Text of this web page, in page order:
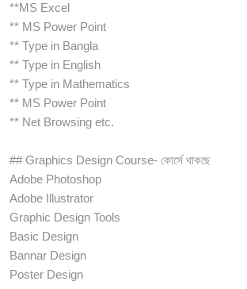
**MS Excel
** MS Power Point
** Type in Bangla
** Type in English
** Type in Mathematics
** MS Power Point
** Net Browsing etc.
## Graphics Design Course- কোর্সে থাকছে
Adobe Photoshop
Adobe Illustrator
Graphic Design Tools
Basic Design
Bannar Design
Poster Design